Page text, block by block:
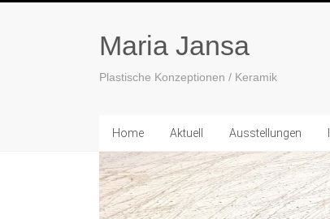
Maria Jansa
Plastische Konzeptionen / Keramik
Home Aktuell Ausstellungen